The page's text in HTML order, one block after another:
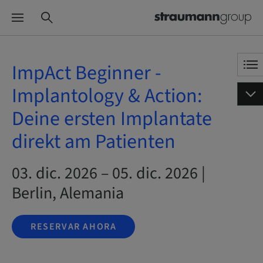
ImpAct Beginner -
Implantology & Action:
Deine ersten Implantate
direkt am Patienten
03. dic. 2026 – 05. dic. 2026 |
Berlin, Alemania
RESERVAR AHORA